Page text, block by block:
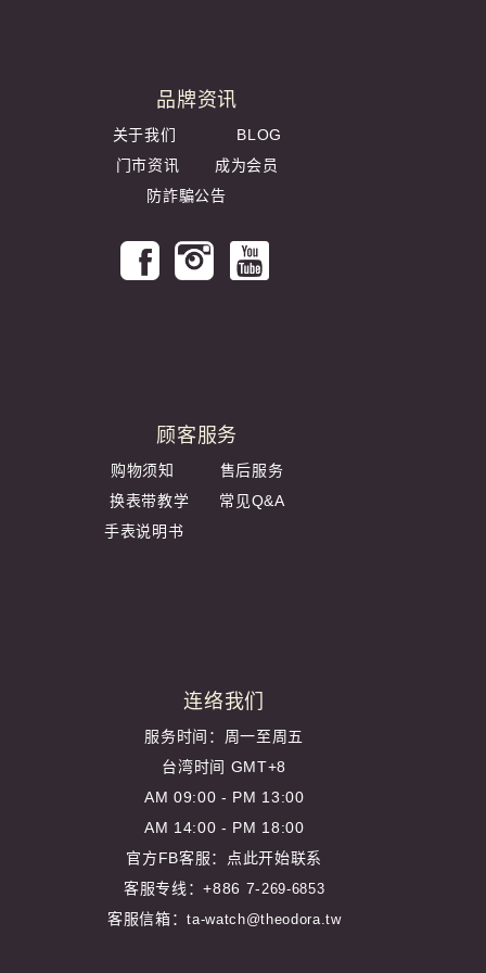
品牌资讯
关于我们
BLOG
门市资讯
成为会员
防詐騙公告
顾客服务
购物须知 售后服务
换表带教学 常见Q&A
手表说明书
连络我们
服务时间：周一至周五
台湾时间 GMT+8
AM 09:00 - PM 13:00
AM 14:00 - PM 18:00
官方FB客服：
点此开始联系
客服专线：+886 7-269-6853
客服信箱：ta-watch@theodora.tw